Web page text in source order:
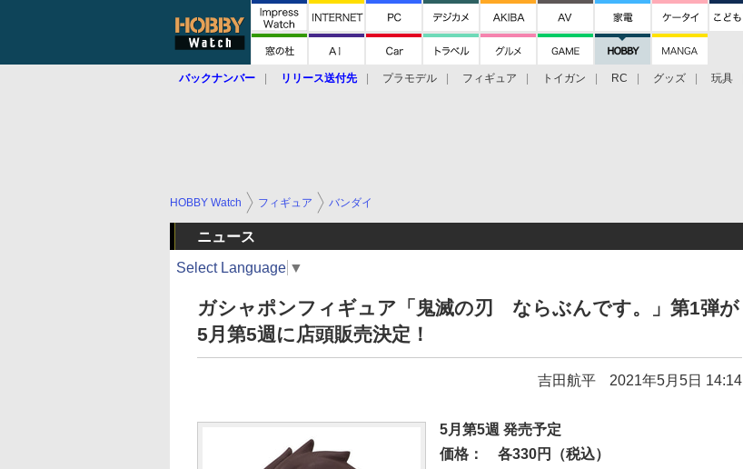
バックナンバー リリース送付先 プラモデル フィギュア トイガン RC グッズ 玩具
HOBBY Watch フィギュア バンダイ
ニュース
Select Language ▼
ガシャポンフィギュア「鬼滅の刃 ならぶんです。」第1弾が
5月第5週に店頭販売決定！
吉田航平 2021年5月5日 14:14
5月第5週 発売予定
価格：
各330円（税込）